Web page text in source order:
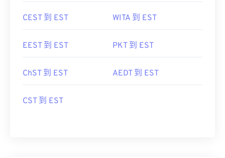
CEST 到 EST WITA 到 EST
EEST 到 EST PKT 到 EST
ChST 到 EST AEDT 到 EST
CST 到 EST